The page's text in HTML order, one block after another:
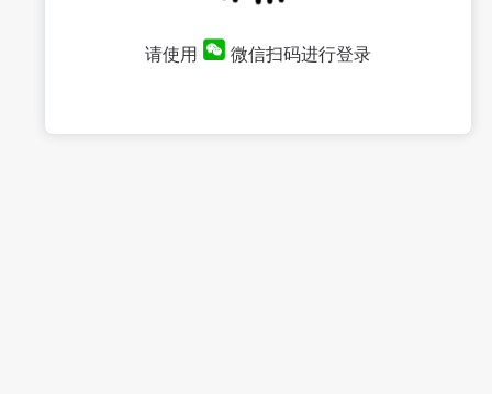
请使用 微信扫码进行登录